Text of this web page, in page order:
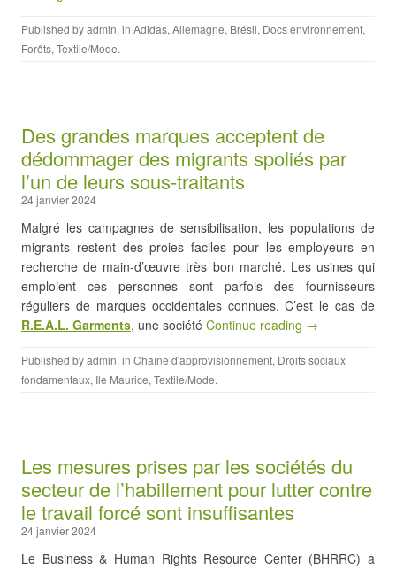
Published byadmin, in Adidas, Allemagne, Brésil, Docs environnement,
Forêts, Textile/Mode.
Des grandes marques acceptent de
dédommager des migrants spoliés par
l’un de leurs sous-traitants
24 janvier 2024
Malgré les campagnes de sensibilisation, les populations de
migrants restent des proies faciles pour les employeurs en
recherche de main-d’œuvre très bon marché. Les usines qui
emploient ces personnes sont parfois des fournisseurs
réguliers de marques occidentales connues. C’est le cas de
R.E.A.L. Garments, une société Continue reading →
Published byadmin, in Chaîne d'approvisionnement, Droits sociaux
fondamentaux, Ile Maurice, Textile/Mode.
Les mesures prises par les sociétés du
secteur de l’habillement pour lutter contre
le travail forcé sont insuffisantes
24 janvier 2024
Le Business & Human Rights Resource Center (BHRRC) a